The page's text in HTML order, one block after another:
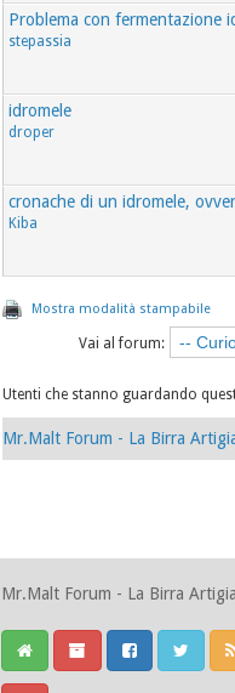
Problema con fermentazione
stepassia
idromele
droper
cronache di un idromele,
Kiba
Mostra modalità stampabile
Vai al forum:
Utenti che stanno guardando
Mr.Malt Forum - La Birra
Mr.Malt Forum - La Birra